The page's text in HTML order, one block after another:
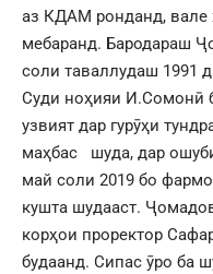
аз КДАМ ронданд, вале
мебаранд. Бародараш
соли таваллудаш 1991
Суди ноҳияи И.Сомонӣ
узвият дар гурӯҳи
маҳбас шуда, дар
май соли 2019 бо
кушта шудааст.
корҳои проректор
будаанд. Сипас ӯро ба